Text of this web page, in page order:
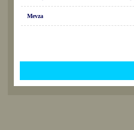
Mevza